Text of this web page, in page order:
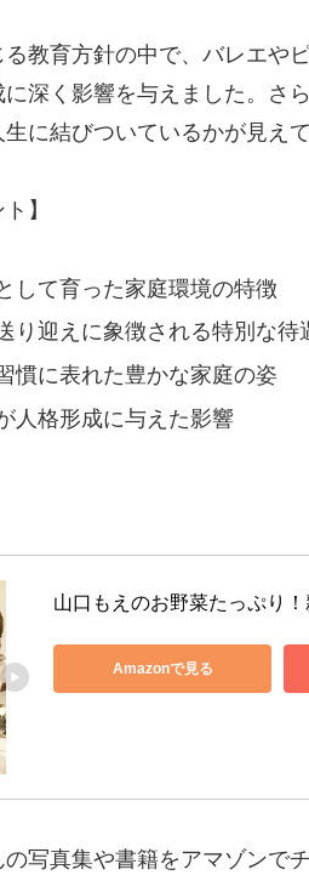
教育方針の中で、バレエや
深く影響を与えました。さ
に結びついているかが見えて
】
して育った家庭環境の特徴
り迎えに象徴される特別な待
慣に表れた豊かな家庭の姿
人格形成に与えた影響
山口もえのお野菜たっぷり
Amazonで見る
真集や書籍をアマゾンで